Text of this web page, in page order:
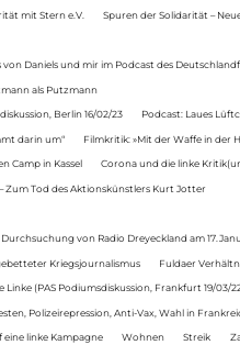
mit Stern e.V. Spuren der Solidarität –
von Daniels und mir im Podcast des
als Putzmann
Berlin 16/02/23 Podcast: Laues
darin um“ Filmkritik: »Mit der Waffe in der
Camp in Kassel Corona und die linke
Zum Tod des Aktionskünstlers Kurt Jotter
Durchsuchung von Radio Dreyeckland am
Kriegsjournalismus Fuldaer
Linke (PAS Podiumsdiskussion, Frankfurt 19/03/
Polizeirepression, Anti-Vax, Wahl in
eine linke Kampagne Wohnen Streik